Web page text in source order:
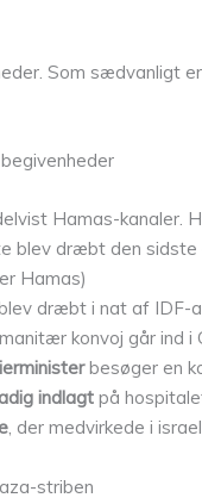
Som sædvanligt
Hamas-kanaler.
blev dræbt den
Hamas)
dræbt i nat af IDF-
konvoj går ind
besøger en
indlagtpå
, der medvirkede i
striben